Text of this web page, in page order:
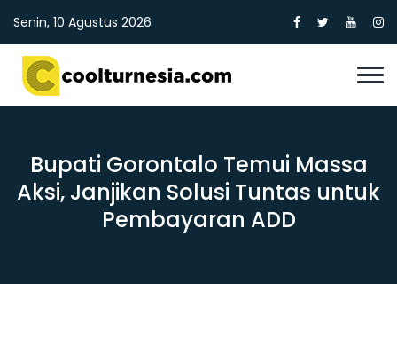
Senin, 10 Agustus 2026
Bupati Gorontalo Temui Massa
Aksi, Janjikan Solusi Tuntas untuk
Pembayaran ADD